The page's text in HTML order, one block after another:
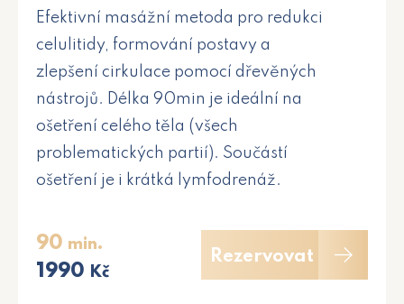
Efektivní masážní metoda pro redukci
celulitidy, formování postavy a
zlepšení cirkulace pomocí dřevěných
nástrojů. Délka 90min je ideální na
ošetření celého těla (všech
problematických partií). Součástí
ošetření je i krátká lymfodrenáž.
90 min.
1990 Kč
Rezervovat